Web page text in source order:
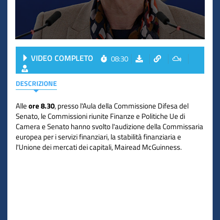
VIDEO COMPLETO 08:30
DESCRIZIONE
Alleore 8.30, presso l'Aula della Commissione Difesa del
Senato, le Commissioni riunite Finanze e Politiche Ue di
Camera e Senato hanno svolto l'audizione della Commissaria
europea per i servizi finanziari, la stabilità finanziaria e
l'Unione dei mercati dei capitali, Mairead McGuinness.